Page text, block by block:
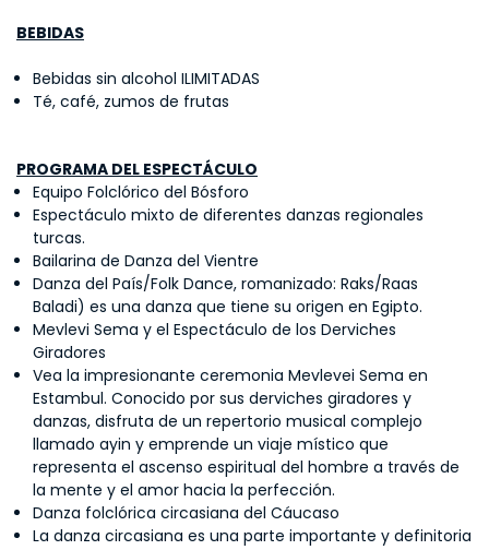
BEBIDAS
Bebidas sin alcohol ILIMITADAS
Té, café, zumos de frutas
PROGRAMA DEL ESPECTÁCULO
Equipo Folclórico del Bósforo
Espectáculo mixto de diferentes danzas regionales
turcas.
Bailarina de Danza del Vientre
Danza del País/Folk Dance, romanizado: Raks/Raas
Baladi) es una danza que tiene su origen en Egipto.
Mevlevi Sema y el Espectáculo de los Derviches
Giradores
Vea la impresionante ceremonia Mevlevei Sema en
Estambul. Conocido por sus derviches giradores y
danzas, disfruta de un repertorio musical complejo
llamado ayin y emprende un viaje místico que
representa el ascenso espiritual del hombre a través de
la mente y el amor hacia la perfección.
Danza folclórica circasiana del Cáucaso
La danza circasiana es una parte importante y definitoria